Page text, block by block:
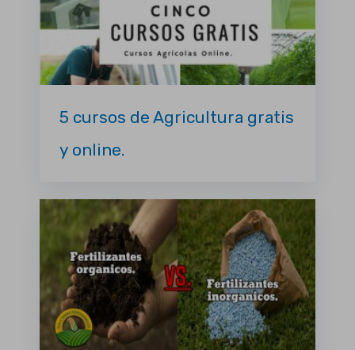
5 cursos de Agricultura gratis
y online.